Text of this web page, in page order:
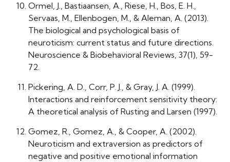
Ormel, J., Bastiaansen, A., Riese, H., Bos, E. H.,
Servaas, M., Ellenbogen, M., & Aleman, A. (2013).
The biological and psychological basis of
neuroticism: current status and future directions.
Neuroscience & Biobehavioral Reviews, 37(1), 59-
72.
Pickering, A. D., Corr, P. J., & Gray, J. A. (1999).
Interactions and reinforcement sensitivity theory:
A theoretical analysis of Rusting and Larsen (1997).
Gomez, R., Gomez, A., & Cooper, A. (2002).
Neuroticism and extraversion as predictors of
negative and positive emotional information